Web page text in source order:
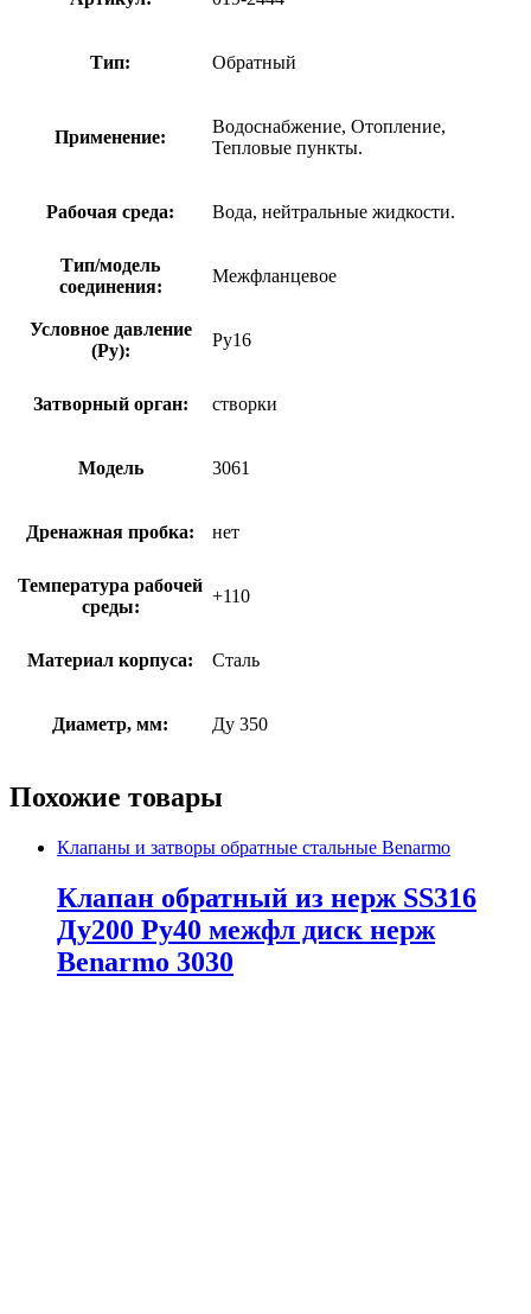
Тип: Обратный
Применение:
Водоснабжение, Отопление,
Тепловые пункты.
Рабочая среда: Вода, нейтральные жидкости.
Тип/модель
соединения:
Межфланцевое
Условное давление
(Ру):
Ру16
Затворный орган: створки
Модель 3061
Дренажная пробка: нет
Температура рабочей
среды:
+110
Материал корпуса: Сталь
Диаметр, мм: Ду 350
Похожие товары
Клапаны и затворы обратные стальные Benarmo
Клапан обратный из нерж SS316
Ду200 Ру40 межфл диск нерж
Benarmo 3030